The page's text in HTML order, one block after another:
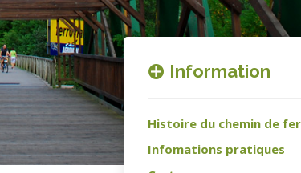
Information
Histoire du chemin de fer
Infomations pratiques